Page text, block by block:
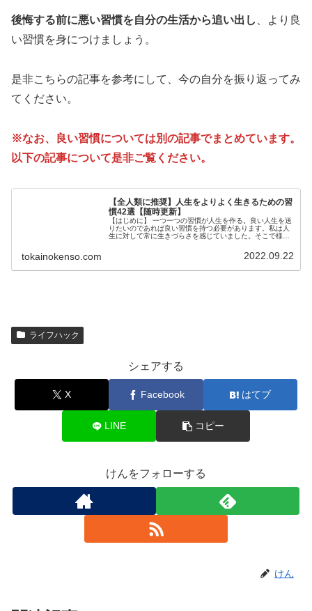
後悔する前に悪い習慣を自分の生活から追い出し
、より良
い習慣を身につけましょう。
是非こちらの記事を参考にして、今の自分を振り返ってみ
てください。
※なお、良い習慣については別の記事でまとめています。
以下の記事について是非ご覧ください。
【全人類に推奨】人生をよりよく生きるための習
慣42選【随時更新】
【はじめに】 一つ一つの習慣が人生を作る。良い人生を送
りたいのであれば良い習慣を持つ必要があります。私は人
生に対して常に生きづらさを感じていました。そこで様々
tokainokenso.com 2022.09.22
ライフハック
シェアする
X Facebook はてブ
LINE コピー
けんをフォローする
けん